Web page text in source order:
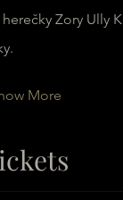
Zory Ully
More